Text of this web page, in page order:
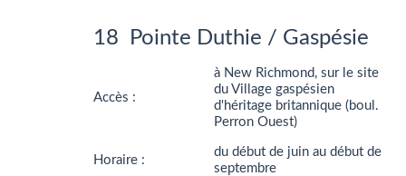
18 Pointe Duthie / Gaspésie
Accès :
à New Richmond, sur le site
du Village gaspésien
d'héritage britannique (boul.
Perron Ouest)
Horaire :
du début de juin au début de
septembre